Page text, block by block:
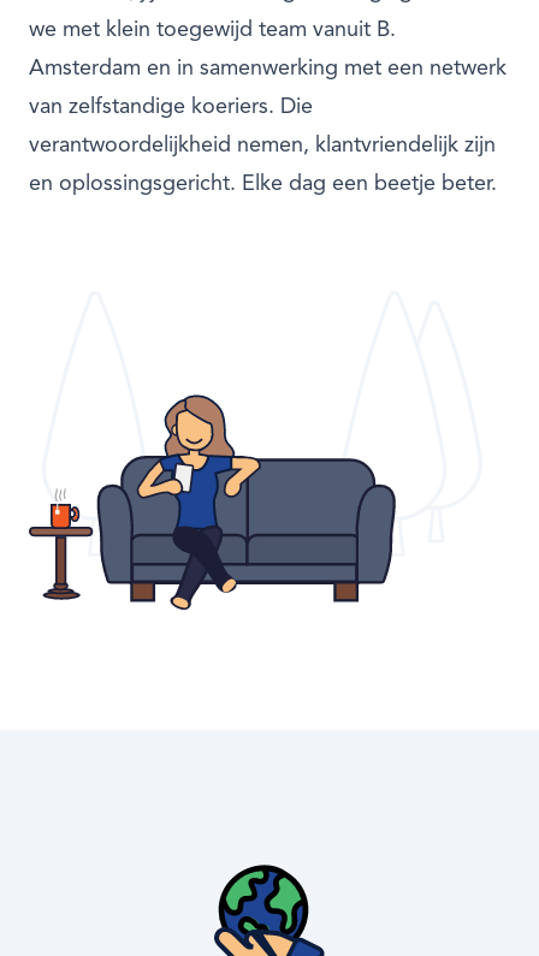
we met klein toegewijd team vanuit B.
Amsterdam en in samenwerking met een netwerk
van zelfstandige koeriers. Die
verantwoordelijkheid nemen, klantvriendelijk zijn
en oplossingsgericht. Elke dag een beetje beter.